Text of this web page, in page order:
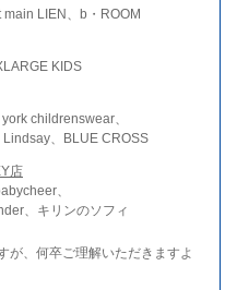
LIEN、b・ROOM
KIDS
childrenswear、
、BLUE CROSS
店
、
、キリンのソフィ
が、何卒ご理解いただきますよ